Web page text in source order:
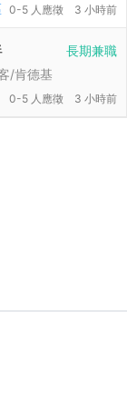
0-5 人應徵 3 小時前
長期兼職
/肯德基
0-5 人應徵 3 小時前